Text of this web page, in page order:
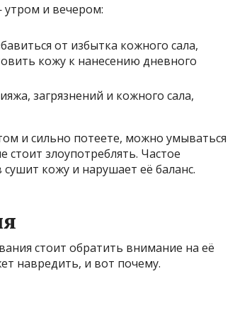
и вечером:
от избытка кожного сала,
кожу к нанесению дневного
загрязнений и кожного сала,
и сильно потеете, можно умываться
злоупотреблять. Частое
кожу и нарушает её баланс.
стоит обратить внимание на её
навредить, и вот почему.